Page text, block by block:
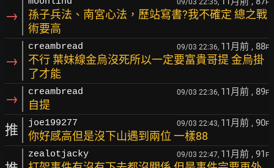
→
09/03 22:35, F
孫子兵法、南宮心法，歷站寫書?我不確定 總之戰
術要高
→
creambread 09/03 22:36, 11月前 , 88F
不行 葉妹線金烏沒死所以一定要富貴哥提 金烏掛
了才能
→ creambread 09/03 22:36, 11月前 , 89F
自提
推 joe199277 09/03 22:43, 11月前 , 90F
你好感高但是沒下山遇到兩位 一樣88
zealotjacky 09/03 22:47, 11月前 , 91 F